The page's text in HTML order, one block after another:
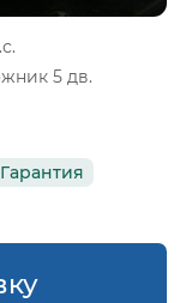
5 дв.
Гарантия